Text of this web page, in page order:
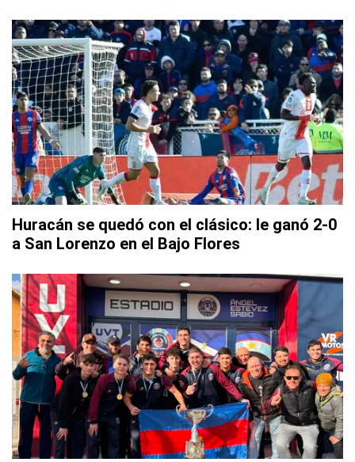
Huracán se quedó con el clásico: le ganó 2-0
a San Lorenzo en el Bajo Flores